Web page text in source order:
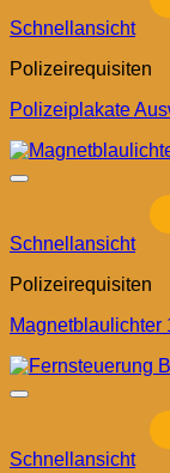
Schnellansicht
Polizeirequisiten
Polizeiplakate
Schnellansicht
Polizeirequisiten
Magnetblaulichter
Schnellansicht